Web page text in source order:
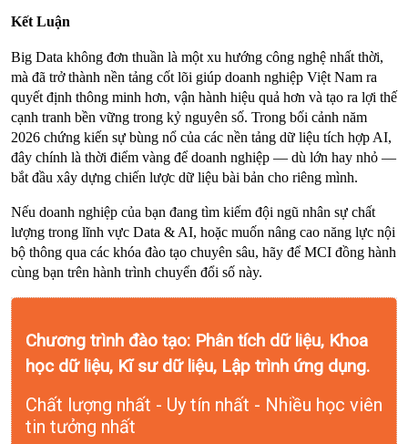
Kết Luận
Big Data không đơn thuần là một xu hướng công nghệ nhất thời,
mà đã trở thành nền tảng cốt lõi giúp doanh nghiệp Việt Nam ra
quyết định thông minh hơn, vận hành hiệu quả hơn và tạo ra lợi thế
cạnh tranh bền vững trong kỷ nguyên số. Trong bối cảnh năm
2026 chứng kiến sự bùng nổ của các nền tảng dữ liệu tích hợp AI,
đây chính là thời điểm vàng để doanh nghiệp — dù lớn hay nhỏ —
bắt đầu xây dựng chiến lược dữ liệu bài bản cho riêng mình.
Nếu doanh nghiệp của bạn đang tìm kiếm đội ngũ nhân sự chất
lượng trong lĩnh vực Data & AI, hoặc muốn nâng cao năng lực nội
bộ thông qua các khóa đào tạo chuyên sâu, hãy để MCI đồng hành
cùng bạn trên hành trình chuyển đổi số này.
Chương trình đào tạo: Phân tích dữ liệu, Khoa
học dữ liệu, Kĩ sư dữ liệu, Lập trình ứng dụng.
Chất lượng nhất - Uy tín nhất - Nhiều học viên
tin tưởng nhất